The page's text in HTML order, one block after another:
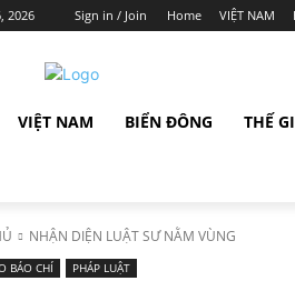
2026 Sign in / Join Home VIỆT NAM
VIỆT NAM BIỂN ĐÔNG THẾ
NHẬN DIỆN LUẬT SƯ NẰM VÙNG
BÁO CHÍ PHÁP LUẬT